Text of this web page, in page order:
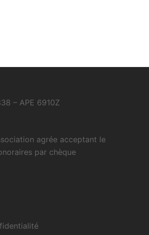
– APE 6910Z
agrée acceptant le
par chèque